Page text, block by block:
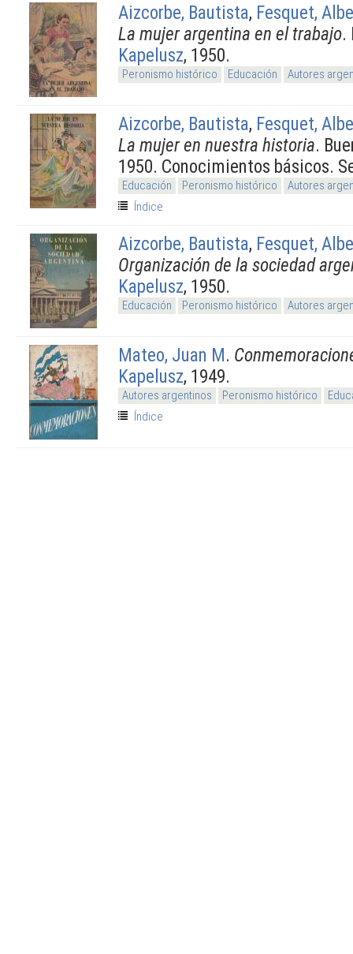
Aizcorbe, Bautista, Fesquet,
La mujer argentina en el trabajo.
Kapelusz, 1950.
Peronismo histórico Educación Autores
Aizcorbe, Bautista, Fesquet,
La mujer en nuestra historia.
1950. Conocimientos básicos.
Educación Peronismo histórico
Autores
Índice
Aizcorbe, Bautista, Fesquet,
Organización de la sociedad
Kapelusz, 1950.
Educación Peronismo histórico Autores
Mateo, Juan M.
Kapelusz, 1949.
Autores argentinos Peronismo histórico
Índice